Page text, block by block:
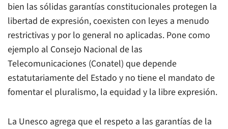
bien las sólidas garantías constitucionales protegen la
libertad de expresión, coexisten con leyes a menudo
restrictivas y por lo general no aplicadas. Pone como
ejemplo al Consejo Nacional de las
Telecomunicaciones (Conatel) que depende
estatutariamente del Estado y no tiene el mandato de
fomentar el pluralismo, la equidad y la libre expresión.
La Unesco agrega que el respeto a las garantías de la